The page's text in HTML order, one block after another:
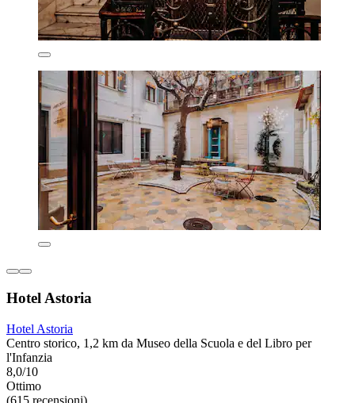
Hotel Astoria
Hotel Astoria
Centro storico, 1,2 km da Museo della Scuola e del Libro per
l'Infanzia
8,0/10
Ottimo
(615 recensioni)